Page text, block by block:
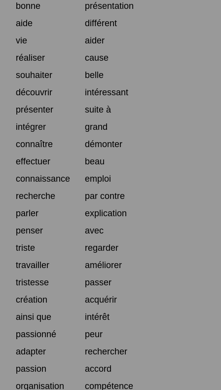
bonne
présentation
aide
différent
vie
aider
réaliser
cause
souhaiter
belle
découvrir
intéressant
présenter
suite à
intégrer
grand
connaître
démonter
effectuer
beau
connaissance
emploi
recherche
par contre
parler
explication
penser
avec
triste
regarder
travailler
améliorer
tristesse
passer
création
acquérir
ainsi que
intérêt
passionné
peur
adapter
rechercher
passion
accord
organisation
compétence